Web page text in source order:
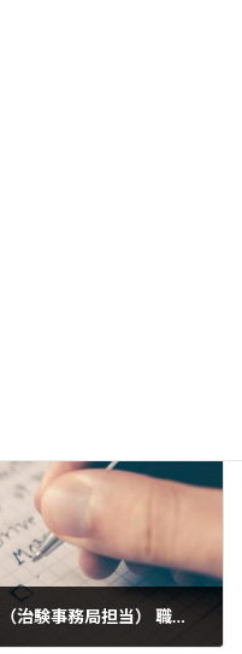
【無料】未経験者向け CRC /SMA（治験事務局担当） 職種説明会 ★2023年7月計2回開催